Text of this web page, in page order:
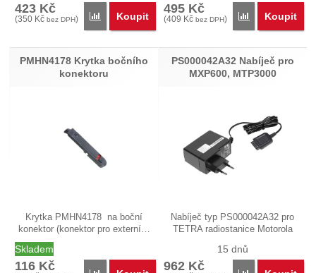
423 Kč
(350 Kč bez DPH) Porovnat
Koupit
495 Kč
(409 Kč bez DPH) Porovnat
Koupit
PMHN4178 Krytka bočního
konektoru
Krytka PMHN4178 na boční
konektor (konektor pro externí…
Skladem
116 Kč
PS000042A32 Nabíječ pro
MXP600, MTP3000
Nabíječ typ PS000042A32 pro
TETRA radiostanice Motorola
15 dnů
962 Kč